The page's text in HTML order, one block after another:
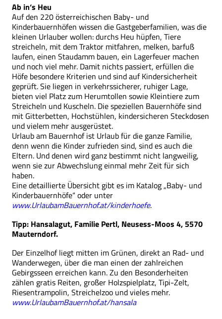
Ab in‘s Heu
Auf den 220 österreichischen Baby- und
Kinderbauernhöfen wissen die Gastgeberfamilien, was die
kleinen Urlauber wollen: durchs Heu hüpfen, Tiere
streicheln, mit dem Traktor mitfahren, melken, barfuß
laufen, einen Staudamm bauen, ein Lagerfeuer machen
und noch viel mehr. Damit nichts passiert, erfüllen die
Höfe besondere Kriterien und sind auf Kindersicherheit
geprüft. Sie liegen in verkehrssicherer, ruhiger Lage,
bieten viel Platz zum Herumtollen sowie Kleintiere zum
Streicheln und Kuscheln. Die speziellen Bauernhöfe sind
mit Gitterbetten, Hochstühlen, kindersicheren Steckdosen
und vielem mehr ausgerüstet.
Urlaub am Bauernhof ist Urlaub für die ganze Familie,
denn wenn die Kinder zufrieden sind, sind es auch die
Eltern. Und denen wird ganz bestimmt nicht langweilig,
wenn sie zur Abwechslung einmal mehr Zeit für sich
haben.
Eine detaillierte Übersicht gibt es im Katalog „Baby- und
Kinderbauernhöfe“ oder unter
www.UrlaubamBauernhof.at/kinderhoefe.
Tipp: Hansalagut, Familie Pertl, Neusess-Moos 4, 5570
Mauterndorf.
Der Einzelhof liegt mitten im Grünen, direkt an Rad- und
Wanderwegen, über die man einen der zahlreichen
Gebirgsseen erreichen kann. Zu den Besonderheiten
zählen gratis Reiten, großer Holzspielplatz, Tipi-Zelt,
Riesentrampolin, Streichelzoo und vieles mehr.
www.UrlaubamBauernhof.at/hansala